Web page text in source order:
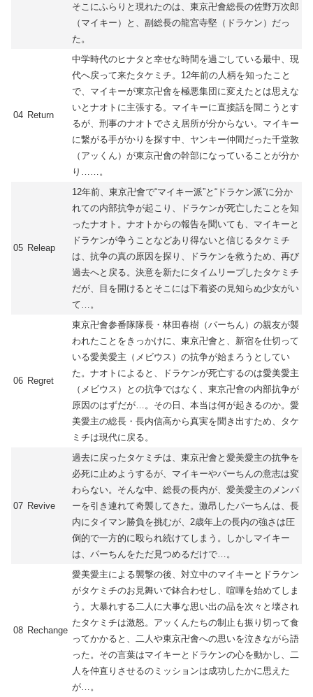
そこにふらりと現れたのは、東京卍會総長の佐野万次郎
（マイキー）と、副総長の龍宮寺堅（ドラケン）だっ
た。
04 Return
中学時代のヒナタと幸せな時間を過ごしている最中、現
代へ戻って来たタケミチ。12年前の人柄を知ったこと
で、マイキーが東京卍會を極悪集団に変えたとは思えな
いとナオトに主張する。マイキーに直接話を聞こうとす
るが、刑事のナオトでさえ居所が分からない。マイキー
に繋がる手がかりを探す中、ヤンキー仲間だった千堂敦
（アッくん）が東京卍會の幹部になっていることが分か
り……。
05 Releap
12年前、東京卍會で“マイキー派”と“ドラケン派”に分か
れての内部抗争が起こり、ドラケンが死亡したことを知
ったナオト。ナオトからの報告を聞いても、マイキーと
ドラケンが争うことなどあり得ないと信じるタケミチ
は、抗争の真の原因を探り、ドラケンを救うため、再び
過去へと戻る。決意を新たにタイムリープしたタケミチ
だが、目を開けるとそこには下着姿の見知らぬ少女がい
て…。
06 Regret
東京卍會参番隊隊長・林田春樹（パーちん）の親友が襲
われたことをきっかけに、東京卍會と、新宿を仕切って
いる愛美愛主（メビウス）の抗争が始まろうとしてい
た。ナオトによると、ドラケンが死亡するのは愛美愛主
（メビウス）との抗争ではなく、東京卍會の内部抗争が
原因のはずだが…。その日、本当は何が起きるのか。愛
美愛主の総長・長内信高から真実を聞き出すため、タケ
ミチは現代に戻る。
07 Revive
過去に戻ったタケミチは、東京卍會と愛美愛主の抗争を
必死に止めようするが、マイキーやパーちんの意志は変
わらない。そんな中、総長の長内が、愛美愛主のメンバ
ーを引き連れて奇襲してきた。激昂したパーちんは、長
内にタイマン勝負を挑むが、2歳年上の長内の強さは圧
倒的で一方的に殴られ続けてしまう。しかしマイキー
は、パーちんをただ見つめるだけで…。
08 Rechange
愛美愛主による襲撃の後、対立中のマイキーとドラケン
がタケミチのお見舞いで鉢合わせし、喧嘩を始めてしま
う。大暴れする二人に大事な思い出の品を次々と壊され
たタケミチは激怒。アッくんたちの制止も振り切って食
ってかかると、二人や東京卍會への思いを泣きながら語
った。その言葉はマイキーとドラケンの心を動かし、二
人を仲直りさせるのミッションは成功したかに思えた
が…。